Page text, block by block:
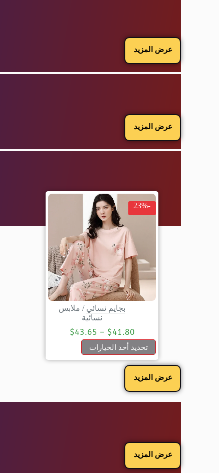
عرض المزيد
عرض المزيد
-23%
بجايم نسائي / ملابس
نسائية
$41.80
–
$43.65
تحديد أحد الخيارات
عرض المزيد
عرض المزيد